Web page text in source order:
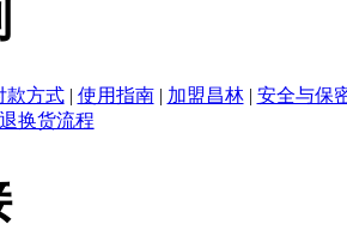
款方式| 使用指南| 加盟昌林| 安全与保
退换货流程